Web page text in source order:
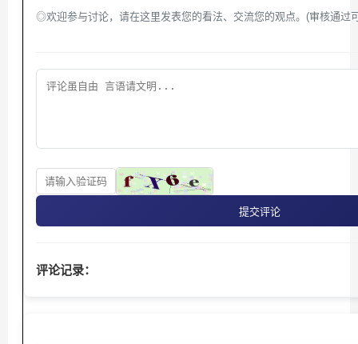
◎欢迎参与讨论，请在这里发表您的看法、交流您的观点。(审核通过
提交评论
评论记录：